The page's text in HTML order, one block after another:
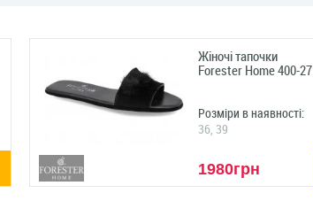
Жіночі тапочки
Forester Home 400-27
Розміри в наявності:
36, 39
1980грн